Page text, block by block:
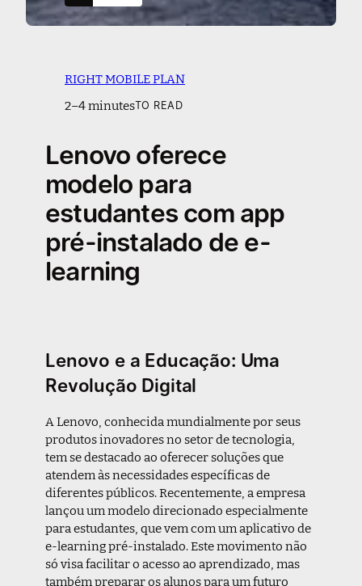
RIGHT MOBILE PLAN
2–4 minutesTO READ
Lenovo oferece
modelo para
estudantes com app
pré-instalado de e-
learning
Lenovo e a Educação: Uma
Revolução Digital
A Lenovo, conhecida mundialmente por seus
produtos inovadores no setor de tecnologia,
tem se destacado ao oferecer soluções que
atendem às necessidades específicas de
diferentes públicos. Recentemente, a empresa
lançou um modelo direcionado especialmente
para estudantes, que vem com um aplicativo de
e-learning pré-instalado. Este movimento não
só visa facilitar o acesso ao aprendizado, mas
também preparar os alunos para um futuro